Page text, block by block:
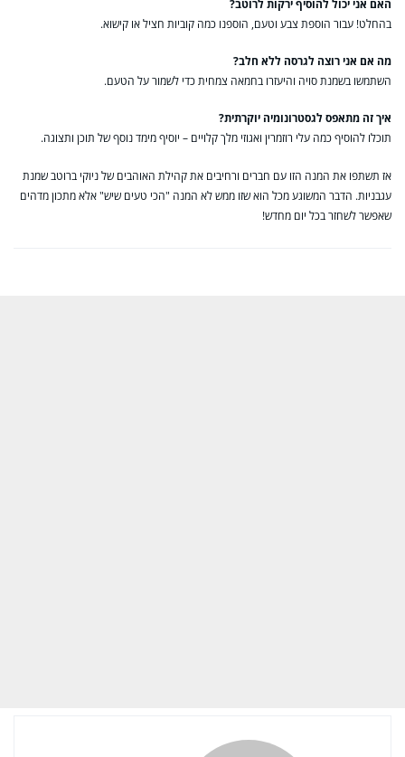
האם אני יכול להוסיף ירקות לרוטב?
בהחלט! עבור הוספת צבע וטעם, הוספנו כמה קוביות חציל או קישוא.
מה אם אני רוצה לגרסה ללא חלב?
השתמשו בשמנת סויה והיעזרו בחמאה צמחית כדי לשמור על הטעם.
איך זה מתאפס לגסטרונומיה יוקרתית?
תוכלו להוסיף כמה עלי רוזמרין ואגוזי מלך קלויים – יוסיף מימד נוסף של תוכן ותצוגה.
אז תשתפו את המנה הזו עם חברים ורחיבים את קהילת האוהבים של ניוקי ברוטב שמנת
עגבניות. הדבר המשוגע מכל הוא שזו ממש לא המנה "הכי טעים שיש" אלא מתכון מדהים
שאפשר לשחזר בכל יום מחדש!